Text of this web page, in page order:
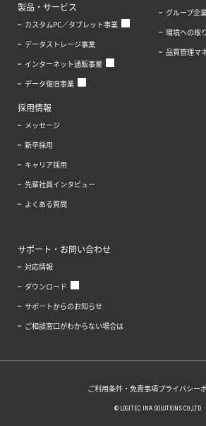
製品・サービス
カスタムPC／タブレット事業
データストレージ事業
インターネット通販事業
データ復旧事業
グループ企
環境への取
品質管理マ
採用情報
メッセージ
新卒採用
キャリア採用
先輩社員インタビュー
よくある質問
サポート・お問い合わせ
対応情報
ダウンロード
サポートからのお知らせ
ご相談窓口がわからない場合は
ご利用条件・免責事項プライバシー
© LOGITEC INA SOLUTIONS CO.,LTD.